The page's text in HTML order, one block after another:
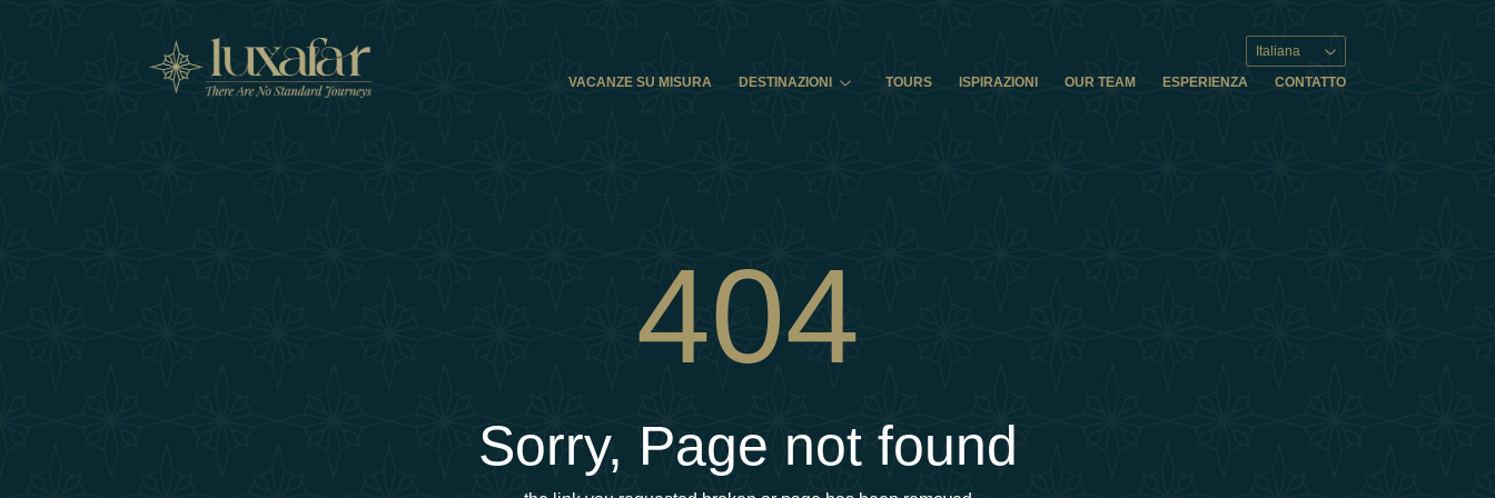
Italiana
VACANZE SU MISURA
DESTINAZIONI TOURS ISPIRAZIONI OUR TEAM ESPERIENZA CONTATTO
404
Sorry, Page not found